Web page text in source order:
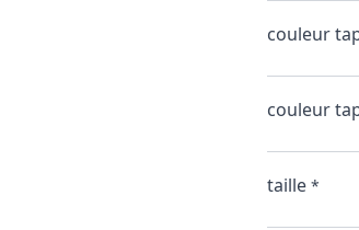
couleur
couleur
taille *